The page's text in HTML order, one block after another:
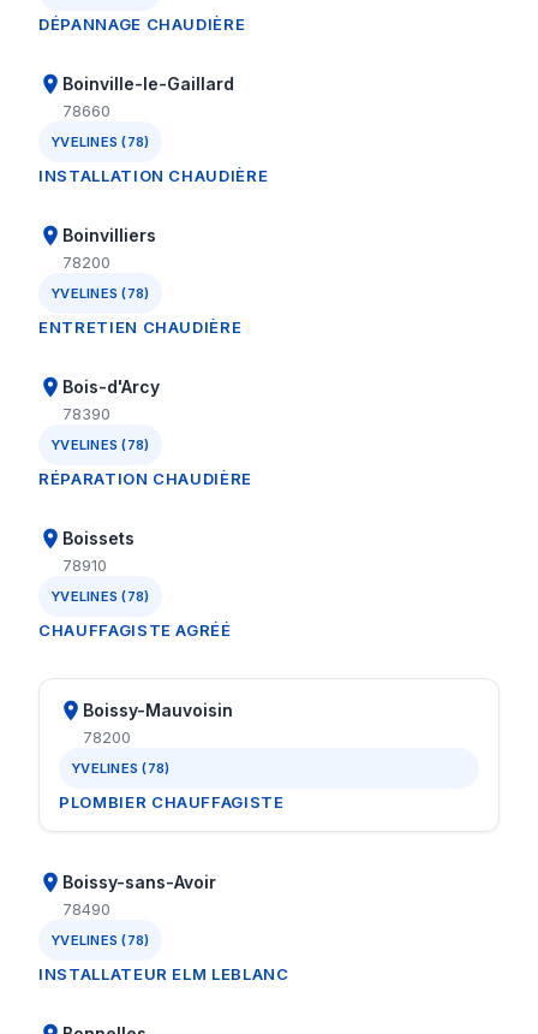
DÉPANNAGE CHAUDIÈRE
Boinville-le-Gaillard
78660
YVELINES (78)
INSTALLATION CHAUDIÈRE
Boinvilliers
78200
YVELINES (78)
ENTRETIEN CHAUDIÈRE
Bois-d'Arcy
78390
YVELINES (78)
RÉPARATION CHAUDIÈRE
Boissets
78910
YVELINES (78)
CHAUFFAGISTE AGRÉÉ
Boissy-Mauvoisin
78200
YVELINES (78)
PLOMBIER CHAUFFAGISTE
Boissy-sans-Avoir
78490
YVELINES (78)
INSTALLATEUR ELM LEBLANC